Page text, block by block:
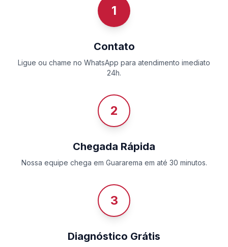
1
Contato
Ligue ou chame no WhatsApp para atendimento imediato
24h.
2
Chegada Rápida
Nossa equipe chega em Guararema em até 30 minutos.
3
Diagnóstico Grátis